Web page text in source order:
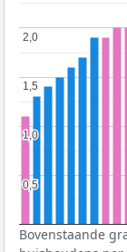
0,5
0,5
1,0
1,0
1,5
1,5
2,0
2,0
Bovenstaande